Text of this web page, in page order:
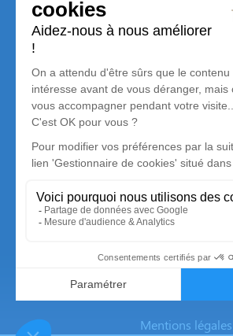
Pompes Funèbres
Nos équipes vous aident à honorer
son souvenir dans le respect de ses
son dernier voyage.
Mentions légales